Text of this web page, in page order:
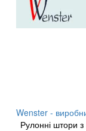
Wenster -
Рулонні штори